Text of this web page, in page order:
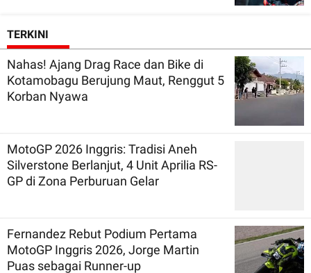
TERKINI
Nahas! Ajang Drag Race dan Bike di
Kotamobagu Berujung Maut, Renggut 5
Korban Nyawa
MotoGP 2026 Inggris: Tradisi Aneh
Silverstone Berlanjut, 4 Unit Aprilia RS-
GP di Zona Perburuan Gelar
Fernandez Rebut Podium Pertama
MotoGP Inggris 2026, Jorge Martin
Puas sebagai Runner-up